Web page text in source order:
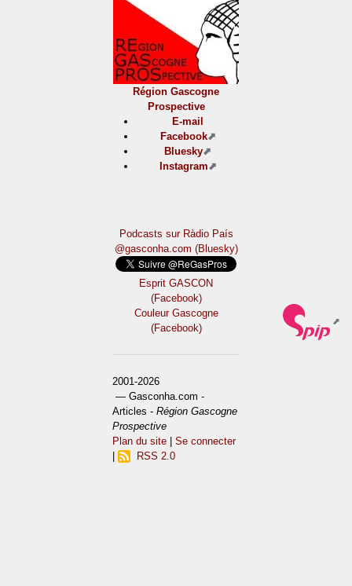
Région Gascogne
Prospective
E-mail
Facebook
Bluesky
Instagram
Podcasts sur Ràdio País
@gasconha.com (Bluesky)
Esprit GASCON
(Facebook)
Couleur Gascogne
(Facebook)
2001-2026
— Gasconha.com -
Articles -Région Gascogne
Prospective
Plan du site |Se connecter
RSS 2.0